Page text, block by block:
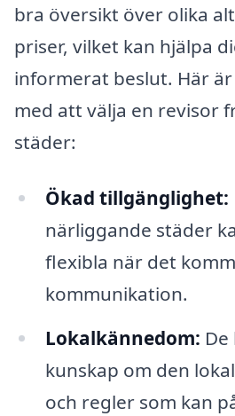
bra översikt över olika
priser, vilket kan hjälpa
informerat beslut. Här
med att välja en revisor
städer:
Ökad tillgänglighet:
närliggande städer
flexibla när det
kommunikation.
Lokalkännedom:
kunskap om den
och regler som kan